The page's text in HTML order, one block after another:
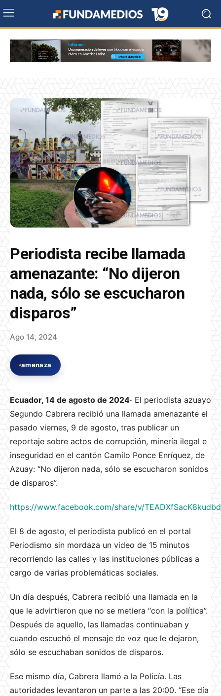
Periodista recibe llamada
amenazante: “No dijeron
nada, sólo se escucharon
disparos”
Ago 14, 2024
amenaza
Ecuador, 14 de agosto de 2024· El periodista azuayo
Segundo Cabrera recibió una llamada amenazante el
pasado viernes, 9 de agosto, tras publicar un
reportaje sobre actos de corrupción, minería ilegal e
inseguridad en el cantón Camilo Ponce Enríquez, de
Azuay: “No dijeron nada, sólo se escucharon sonidos
de disparos”.
https://www.facebook.com/share/v/
El 8 de agosto, el periodista publicó en el portal
Periodismo sin mordaza un video de 15 minutos
recorriendo las calles y las instituciones públicas a
cargo de varias problemáticas sociales.
Un día después, Cabrera recibió una llamada en la
que le advirtieron que no se metiera “con la política”.
Después de aquello, las llamadas continuaban y
cuando escuchó el mensaje de voz que le dejaron,
sólo se escuchaban sonidos de disparos.
Ese mismo día, Cabrera llamó a la Policía. Las
autoridades levantaron un parte a las 20:00. “Ese día